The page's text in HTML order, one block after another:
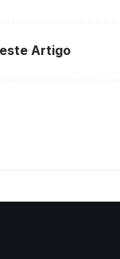
Artigo